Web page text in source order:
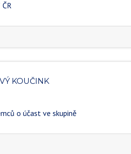
KOUČINK
o účast ve skupině